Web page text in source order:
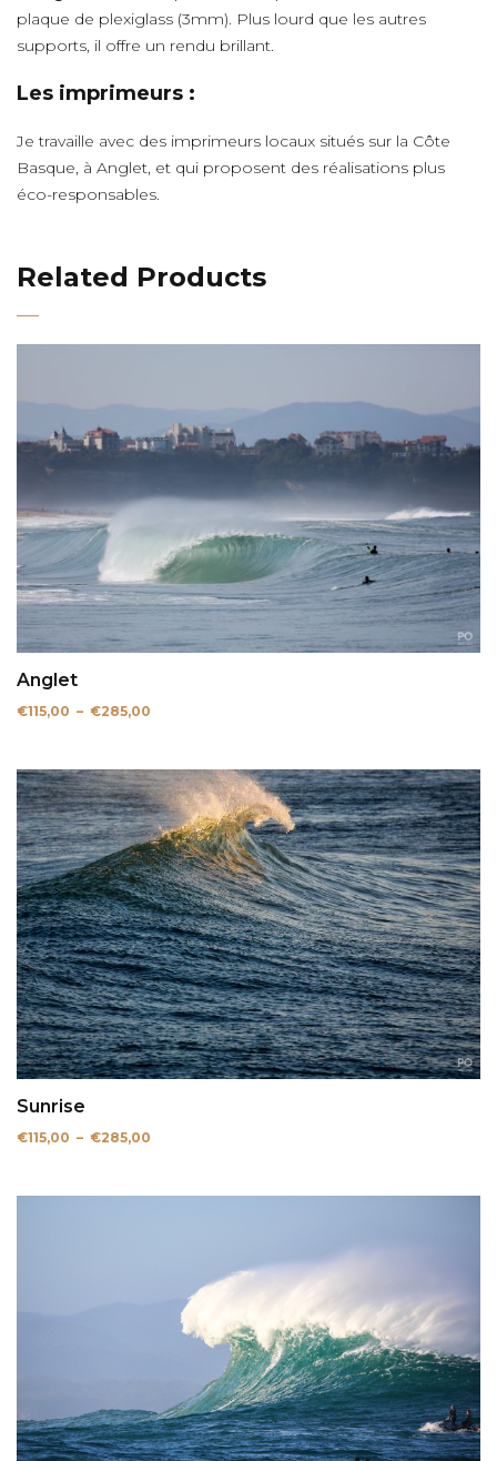
plaque de plexiglass (3mm). Plus lourd que les autres
supports, il offre un rendu brillant.
Les imprimeurs :
Je travaille avec des imprimeurs locaux situés sur la Côte
Basque, à Anglet, et qui proposent des réalisations plus
éco-responsables.
Related Products
Anglet
€115,00 – €285,00
à
€285,00
Sunrise
€115,00 – €285,00